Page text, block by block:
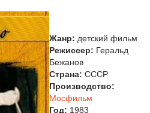
Жанр: детский фильм
Режиссер: Геральд
Бежанов
Страна: СССР
Производство:
Мосфильм
Год: 1983